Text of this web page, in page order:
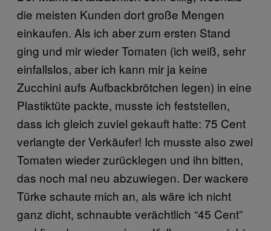
die meisten Kunden dort große Mengen
einkaufen. Als ich aber zum ersten Stand
ging und mir wieder Tomaten (ich weiß, sehr
einfallslos, aber ich kann mir ja keine
Zucchini aufs Aufbackbrötchen legen) in eine
Plastiktüte packte, musste ich feststellen,
dass ich gleich zuviel gekauft hatte: 75 Cent
verlangte der Verkäufer! Ich musste also zwei
Tomaten wieder zurücklegen und ihn bitten,
das noch mal neu abzuwiegen. Der wackere
Türke schaute mich an, als wäre ich nicht
ganz dicht, schnaubte verächtlich “45 Cent”